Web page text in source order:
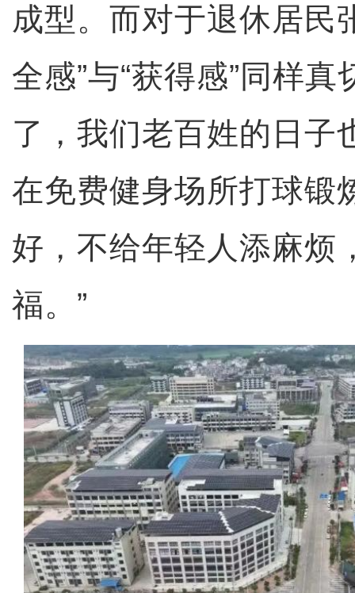
成型。而对于退休居民
全感”与“获得感”同样真
了，我们老百姓的日子
在免费健身场所打球锻
好，不给年轻人添麻烦
福。”